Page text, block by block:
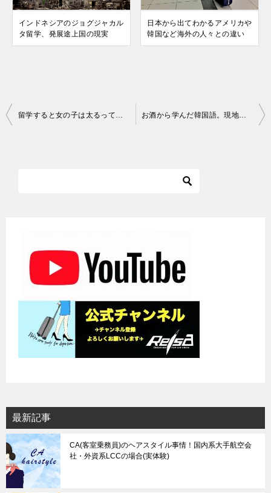
インドネシアのジョグジャカル
タ留学、発展途上国の現実
日本から出てわかるアメリカや
韓国など海外の人々との違い
投
最新記事
CA(客室乗務員)のヘアスタイル事情！国内系大手航空会
社・外資系LCCの場合(実体験)